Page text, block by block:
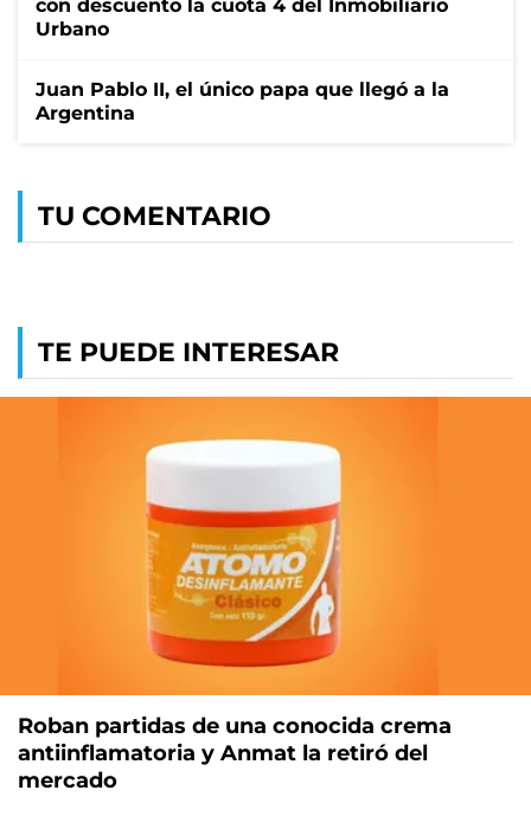
con descuento la cuota 4 del Inmobiliario
Urbano
Juan Pablo II, el único papa que llegó a la
Argentina
TU COMENTARIO
TE PUEDE INTERESAR
Roban partidas de una conocida crema
antiinflamatoria y Anmat la retiró del
mercado